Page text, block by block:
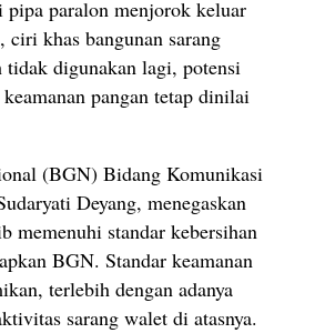
paralon menjorok keluar
ciri khas bangunan sarang
digunakan lagi, potensi
pangan tetap dinilai
(BGN) Bidang Komunikasi
Deyang, menegaskan
memenuhi standar kebersihan
BGN. Standar keamanan
terlebih dengan adanya
sarang walet di atasnya.